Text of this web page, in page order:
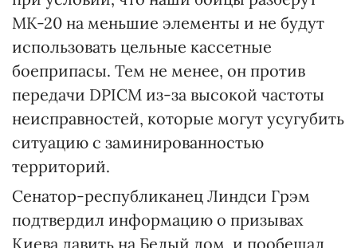
MK-20 на меньшие элементы и не будут
использовать цельные кассетные
боеприпасы. Тем не менее, он против
передачи DPICM из-за высокой частоты
неисправностей, которые могут усугубить
ситуацию с заминированностью
территорий.
Сенатор-республиканец Линдси Грэм
подтвердил информацию о призывах
Киева давить на Белый дом, и пообещал